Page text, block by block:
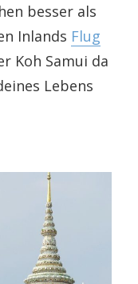
besser als
Inlands Flug
Koh Samui da
Lebens